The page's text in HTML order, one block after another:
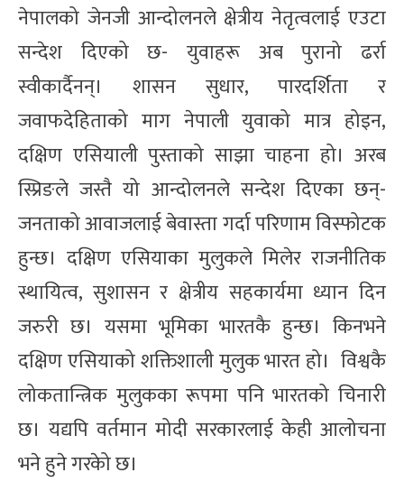
नेपालको जेनजी आन्दोलनले क्षेत्रीय नेतृत्वलाई एउटा
सन्देश दिएको छ- युवाहरू अब पुरानो ढर्रा
स्वीकार्दैनन्। शासन सुधार, पारदर्शिता र
जवाफदेहिताको माग नेपाली युवाको मात्र होइन,
दक्षिण एसियाली पुस्ताको साझा चाहना हो। अरब
स्प्रिङले जस्तै यो आन्दोलनले सन्देश दिएका छन्-
जनताको आवाजलाई बेवास्ता गर्दा परिणाम विस्फोटक
हुन्छ। दक्षिण एसियाका मुलुकले मिलेर राजनीतिक
स्थायित्व, सुशासन र क्षेत्रीय सहकार्यमा ध्यान दिन
जरुरी छ। यसमा भूमिका भारतकै हुन्छ। किनभने
दक्षिण एसियाको शक्तिशाली मुलुक भारत हो। विश्वकै
लोकतान्त्रिक मुलुकका रूपमा पनि भारतको चिनारी
छ। यद्यपि वर्तमान मोदी सरकारलाई केही आलोचना
भने हुने गरकेो छ।